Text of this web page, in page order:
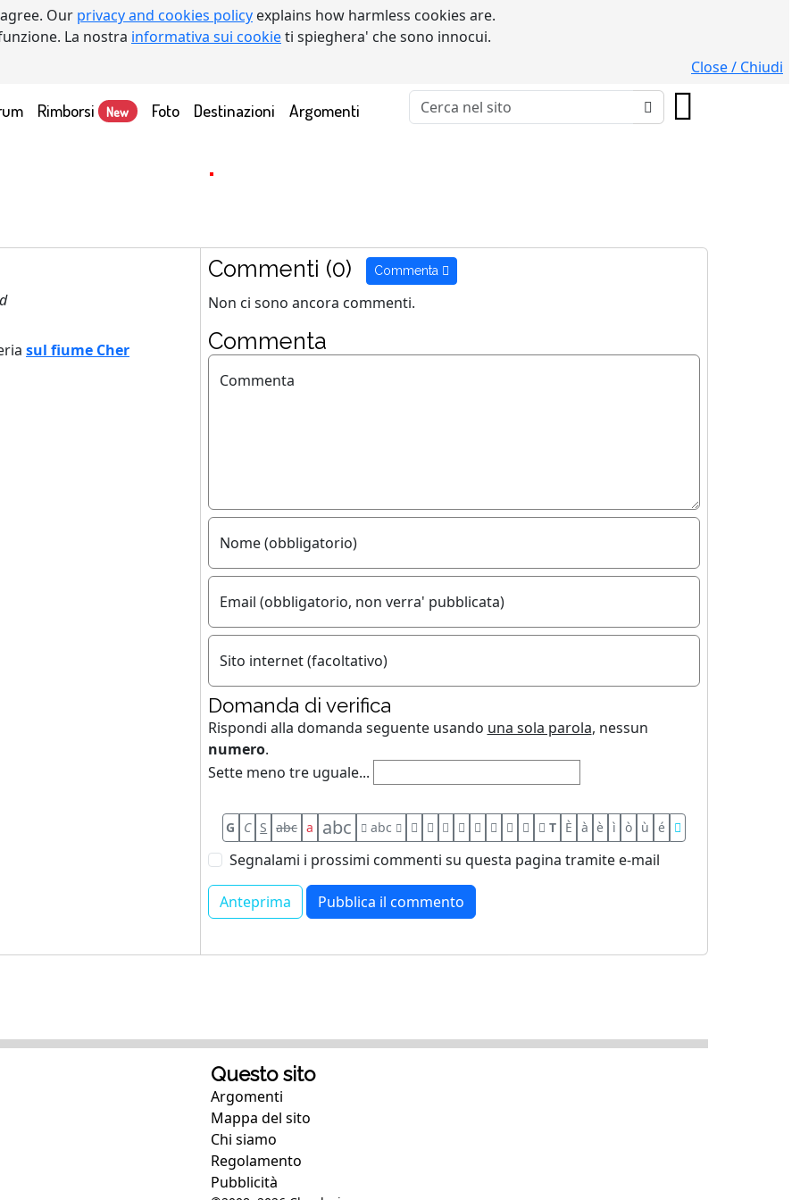
Our privacy and cookies policy explains how harmless cookies are.
La nostra informativa sui cookieti spieghera' che sono innocui.
Close / Chiudi
Rimborsi New Foto Destinazioni Argomenti
sul fiume Cher
Commenti (0) Commenta
Non ci sono ancora commenti.
Commenta
Commenta
Nome (obbligatorio)
Email (obbligatorio, non verra' pubblicata)
Sito internet (facoltativo)
Domanda di verifica
Rispondi alla domanda seguente usando una sola parola, nessun
numero.
Sette meno tre uguale...
G C S abc a abc abc T È à è ì ò ù é
Segnalami i prossimi commenti su questa pagina tramite e-mail
Questo sito
Argomenti
Mappa del sito
Chi siamo
Regolamento
Pubblicità